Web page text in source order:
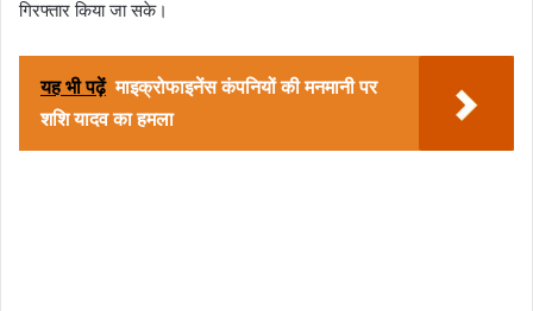
गिरफ्तार किया जा सके।
यह भी पढ़ें माइक्रोफाइनेंस कंपनियों की मनमानी पर
शशि यादव का हमला